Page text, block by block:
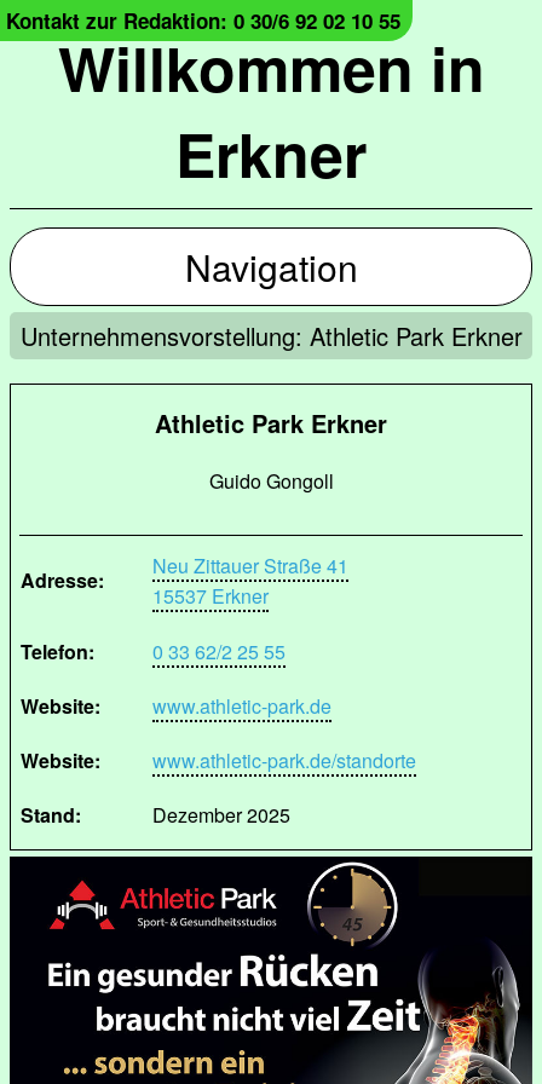
Willkommen in
Erkner
Kontakt zur Redaktion: 0 30/6 92 02 10 55
Navigation
Unternehmensvorstellung: Athletic Park Erkner
Athletic Park Erkner
Guido Gongoll
Adresse:
Neu Zittauer Straße 41
15537 Erkner
Telefon:
0 33 62/2 25 55
Website:
www.athletic-park.de
Website:
www.athletic-park.de/standorte
Stand:
Dezember 2025